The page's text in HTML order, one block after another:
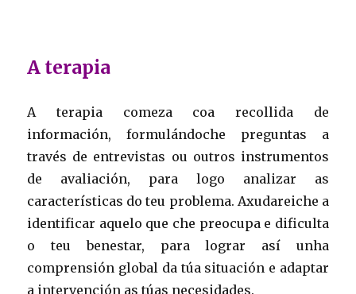
A terapia
A terapia comeza coa recollida de
información, formulándoche preguntas a
través de entrevistas ou outros instrumentos
de avaliación, para logo analizar as
características do teu problema. Axudareiche a
identificar aquelo que che preocupa e dificulta
o teu benestar, para lograr así unha
comprensión global da túa situación e adaptar
a intervención as túas necesidades.